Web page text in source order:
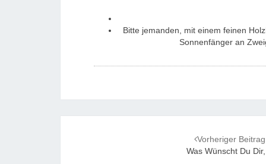
Bitte jemanden, mit einem feinen
Sonnenfänger an
Vorheriger Beitrag
Was Wünscht Du